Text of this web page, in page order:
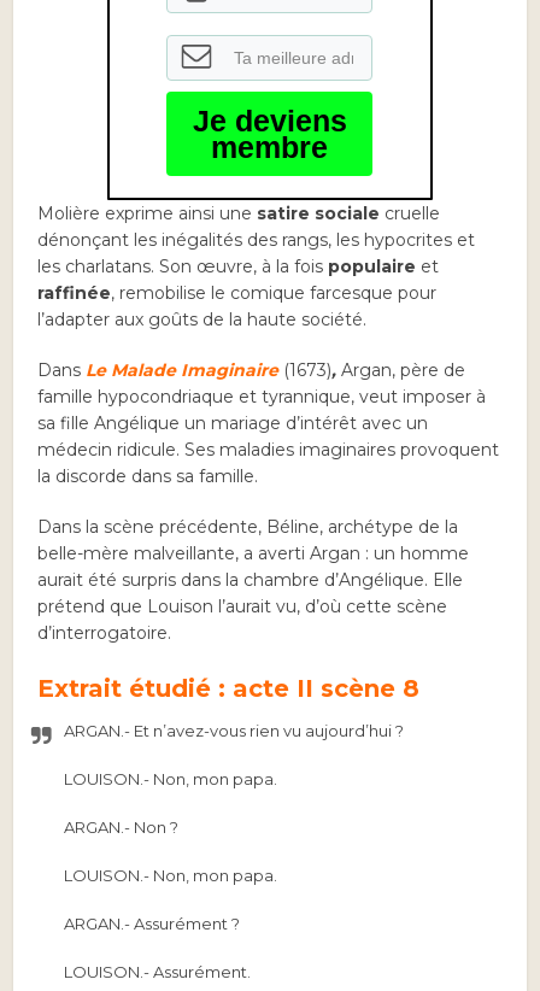
Je deviens
membre
Molière exprime ainsi une satire sociale cruelle
dénonçant les inégalités des rangs, les hypocrites et
les charlatans. Son œuvre, à la fois populaire et
raffinée, remobilise le comique farcesque pour
l’adapter aux goûts de la haute société.
Dans Le Malade Imaginaire(1673), Argan, père de
famille hypocondriaque et tyrannique, veut imposer à
sa fille Angélique un mariage d’intérêt avec un
médecin ridicule. Ses maladies imaginaires provoquent
la discorde dans sa famille.
Dans la scène précédente, Béline, archétype de la
belle-mère malveillante, a averti Argan : un homme
aurait été surpris dans la chambre d’Angélique. Elle
prétend que Louison l’aurait vu, d’où cette scène
d’interrogatoire.
Extrait étudié : acte II scène 8
ARGAN.- Et n’avez-vous rien vu aujourd’hui ?
LOUISON.- Non, mon papa.
ARGAN.- Non ?
LOUISON.- Non, mon papa.
ARGAN.-Assurément ?
LOUISON.-Assurément.